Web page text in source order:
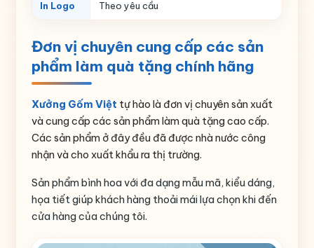
In Logo Theo yêu cầu
Đơn vị chuyên cung cấp các sản
phẩm làm quà tặng chính hãng
Xưởng Gốm Việt tự hào là đơn vị chuyên sản xuất
và cung cấp các sản phẩm làm quà tặng cao cấp.
Các sản phẩm ở đây đều đã được nhà nước công
nhận và cho xuất khẩu ra thị trường.
Sản phẩm bình hoa với đa dạng mẫu mã, kiểu dáng,
họa tiết giúp khách hàng thoải mái lựa chọn khi đến
cửa hàng của chúng tôi.